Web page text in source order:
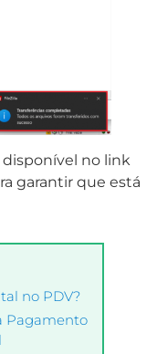
disponível no link
garantir que está
no PDV?
Pagamento